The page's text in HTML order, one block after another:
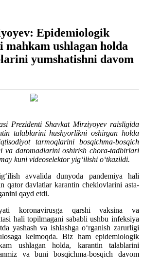
Epidemiologik
ushlagan holda
yumshatishni davom
Prezidenti Shavkat Mirziyoyev raisligida
talablarini hushyorlikni oshirgan holda
tarmoqlarini bosqichma-bosqich
va daromadlarini oshirish chora-tadbirlari
kuni videoselektor yig‘ilishi o‘tkazildi.
avvalida dunyoda pandemiya hali
qator davlatlar karantin cheklovlarini asta-
qayd etdi.
koronavirusga qarshi vaksina va
hali topilmagani sababli ushbu infeksiya
yashash va ishlashga o‘rganish zarurligi
kelmoqda. Biz ham epidemiologik
ushlagan holda, karantin talablarini
va buni bosqichma-bosqich davom